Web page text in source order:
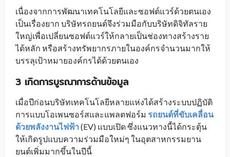
เนื่องจากการพัฒนาเทคโนโลยีและซอฟต์แวร์ด้วยตนเอง
เป็นเรื่องยาก บริษัทรถยนต์จึงร่วมมือกับบริษัทดิจิทัลราย
ใหญ่เพื่อเปลี่ยนซอฟต์แวร์ให้กลายเป็นช่องทางสร้างราย
ได้หลัก หรือสร้างทรัพยากรภายในองค์กรจำนวนมากให้
บรรลุเป้าหมายองค์กรได้ด้วยตนเอง
3 เกิดการบูรณาการด้านข้อมูล
เมื่อปีก่อนบริษัทเทคโนโลยีหลายแห่งได้สร้างระบบปฏิบัติ
การแบบโอเพนซอร์สและแพลตฟอร์ม รถยนต์ที่ขับเคลื่อน
ด้วยพลังงานไฟฟ้า (EV) แบบเปิด ซึ่งแนวทางนี้ได้กระตุ้น
ให้เกิดรูปแบบความร่วมมือใหม่ๆ ในอุตสาหกรรมยาน
ยนต์เพิ่มมากขึ้นในปีนี้